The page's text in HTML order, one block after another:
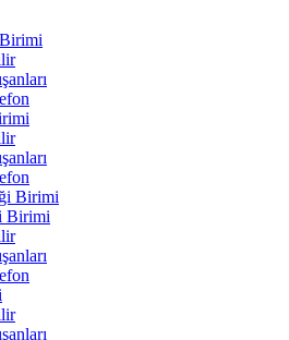
Birimi
Birimi